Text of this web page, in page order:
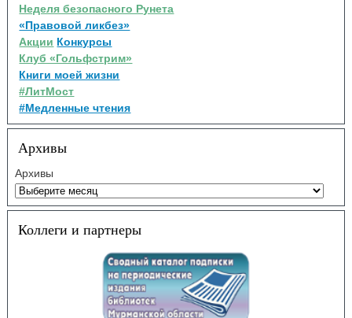
Неделя безопасного Рунета
«Правовой ликбез»
Акции Конкурсы
Клуб «Гольфстрим»
Книги моей жизни
#ЛитМост
#Медленные чтения
Архивы
Архивы
Коллеги и партнеры